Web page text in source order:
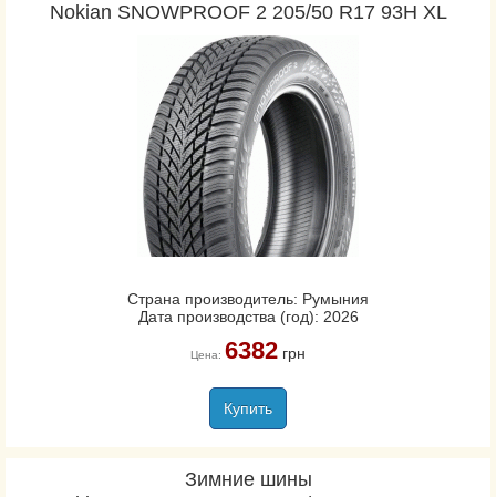
Nokian SNOWPROOF 2 205/50 R17 93H XL
Страна производитель: Румыния
Дата производства (год): 2026
Цена: 6382грн
Купить
Зимние шины